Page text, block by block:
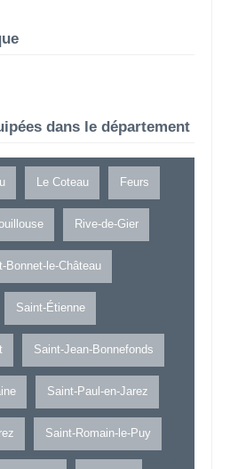
dans le département
Le Coteau Feurs
Rive-de-Gier
Bonnet-le-Château
Saint-Étienne
Saint-Jean-Bonnefonds
Saint-Paul-en-Jarez
Saint-Romain-le-Puy